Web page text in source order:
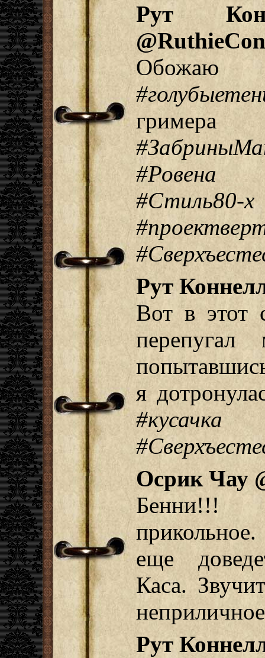
Рут
Обожаю
гримера
#Ровена
#Стиль80-х
Рут
Вот в этот
я
Осрик Чау
Бенни!!!
еще
Каса.
Рут